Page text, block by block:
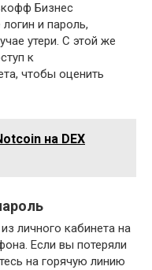
Бизнес
и пароль,
утери. С этой же
к
чтобы оценить
на DEX
личного кабинета на
Если вы потеряли
на горячую линию